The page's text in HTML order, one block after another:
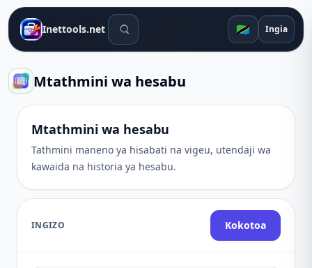
Inettools.net Zana za utafutaji 🇹🇿 Ingia
Mtathmini wa hesabu
Mtathmini wa hesabu
Tathmini maneno ya hisabati na vigeu, utendaji wa
kawaida na historia ya hesabu.
INGIZO Kokotoa